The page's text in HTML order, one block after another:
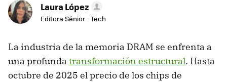
Laura López
Editora Sénior - Tech
La industria de la memoria DRAM se enfrenta a
una profunda transformación estructural. Hasta
octubre de 2025 el precio de los chips de